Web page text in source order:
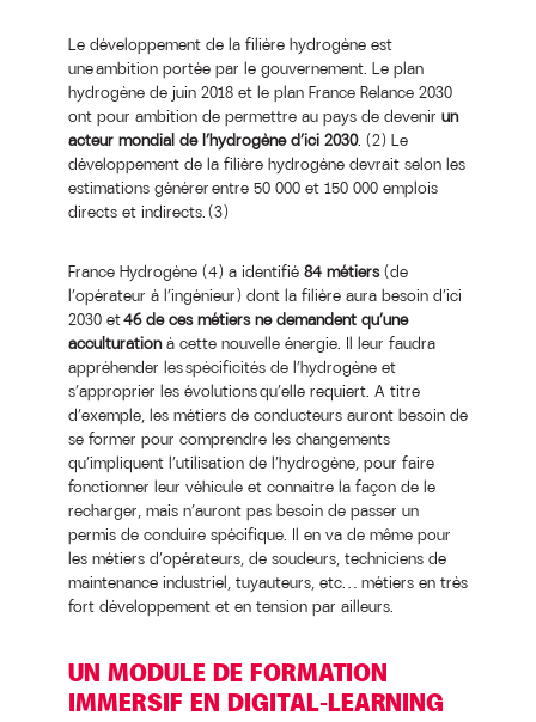
Le développement de la filière hydrogène est
une ambition portée par le gouvernement. Le plan
hydrogène de juin 2018 et le plan France Relance 2030
ont pour ambition de permettre au pays de devenir un
acteur mondial de l’hydrogène d’ici 2030. (2) Le
développement de la filière hydrogène devrait selon les
estimations générer entre 50 000 et 150 000 emplois
directs et indirects. (3)
France Hydrogène (4) a identifié 84 métiers(de
l’opérateur à l’ingénieur) dont la filière aura besoin d’ici
2030 et46 de ces métiers ne demandent qu’une
acculturationà cette nouvelle énergie. Il leur faudra
appréhender les spécificités de l’hydrogène et
s’approprier les évolutions qu’elle requiert. A titre
d’exemple, les métiers de conducteurs auront besoin de
se former pour comprendre les changements
qu’impliquent l’utilisation de l’hydrogène, pour faire
fonctionner leur véhicule et connaitre la façon de le
recharger, mais n’auront pas besoin de passer un
permis de conduire spécifique. Il en va de même pour
les métiers d’opérateurs, de soudeurs, techniciens de
maintenance industriel, tuyauteurs, etc… métiers en très
fort développement et en tension par ailleurs.
UN MODULE DE FORMATION
IMMERSIF EN DIGITAL-LEARNING